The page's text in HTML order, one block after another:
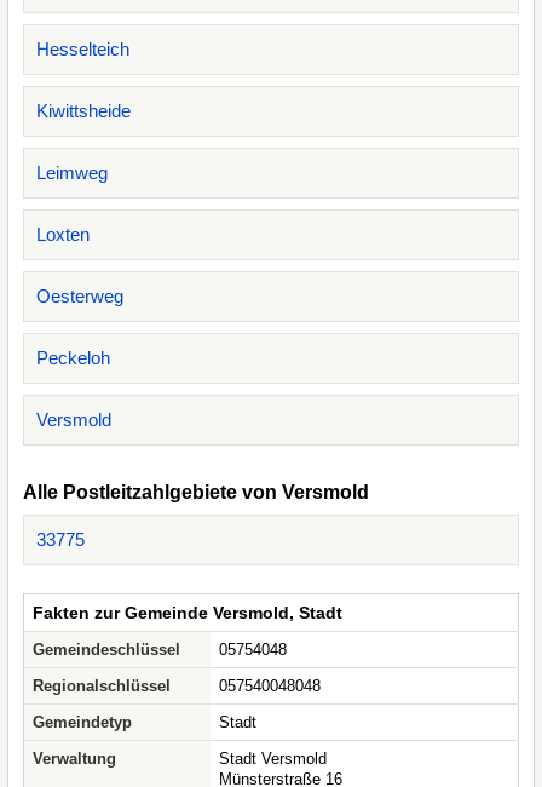
Hesselteich
Kiwittsheide
Leimweg
Loxten
Oesterweg
Peckeloh
Versmold
Alle Postleitzahlgebiete von Versmold
33775
Fakten zur Gemeinde Versmold, Stadt
Gemeindeschlüssel
05754048
Regionalschlüssel
057540048048
Gemeindetyp
Stadt
Verwaltung
Stadt Versmold
Münsterstraße 16